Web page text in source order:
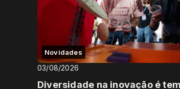
Novidades
03/08/2026
Diversidade na inovação é